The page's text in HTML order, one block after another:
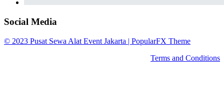
Social Media
© 2023 Pusat Sewa Alat Event Jakarta | PopularFX Theme
Terms and Conditions